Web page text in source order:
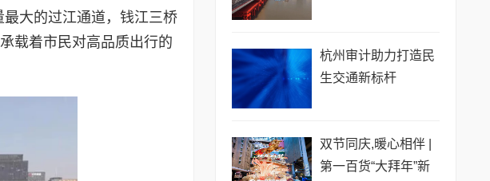
大的过江通道，钱江三桥
载着市民对高品质出行的
杭州审计助力打造民
生交通新标杆
双节同庆,暖心相伴 |
第一百货“大拜年”新